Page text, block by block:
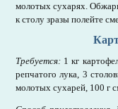
молотых сухарях.
к столу зразы полейте
Требуется: 1 кг
репчатого лука, 3
молотых сухарей, 100 г